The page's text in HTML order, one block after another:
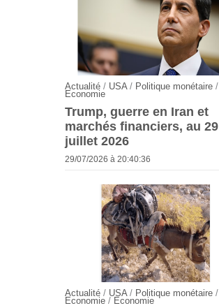
Actualité/ USA/ Politique monétaire/
Economie
Trump, guerre en Iran et
marchés financiers, au 29
juillet 2026
29/07/2026 à 20:40:36
Actualité/ USA/ Politique monétaire/
Economie/ Economie